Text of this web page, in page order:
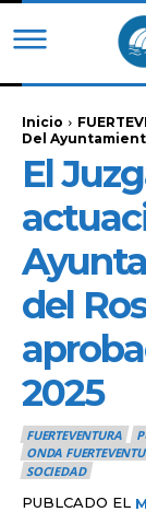
Inicio
Del
El
del
2025
FUERTEVENTURA
ONDA
SOCIEDAD
PUBLCADO EL